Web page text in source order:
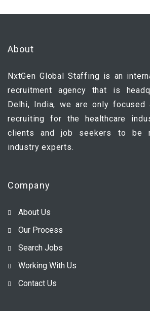
About
NxtGen Global Staffing is an
recruitment agency that is
Delhi, India, we are only focused
recruiting for the healthcare
clients and job seekers to be
industry experts.
Company
About Us
Our Process
Search Jobs
Working With Us
Contact Us